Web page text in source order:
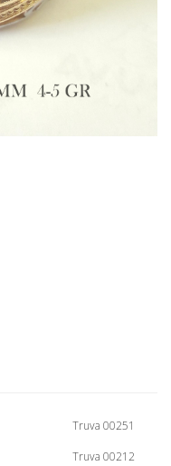
Truva 00251
Truva 00212